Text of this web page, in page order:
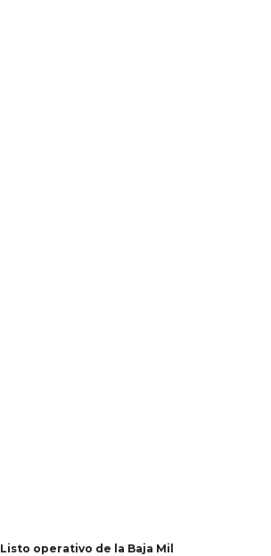
Listo operativo de la Baja Mil